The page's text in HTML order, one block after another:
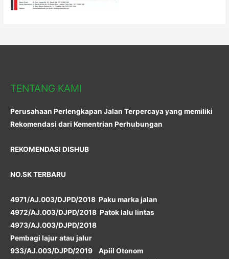
TENTANG KAMI
Perusahaan Perlengkapan Jalan Terpercaya yang memiliki
Rekomendasi dari Kementrian Perhubungan
REKOMENDASI DISHUB
NO.SK TERBARU
4971/AJ.003/DJPD/2018 Paku marka jalan
4972/AJ.003/DJPD/2018 Patok lalu lintas
4973/AJ.003/DJPD/2018
Pembagi lajur atau jalur
933/AJ.003/DJPD/2019 Apiil Otonom